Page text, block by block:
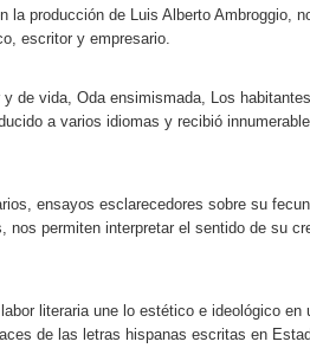
producción de Luis Alberto Ambroggio,
escritor y empresario.
de vida, Oda ensimismada, Los
a varios idiomas y recibió
ensayos esclarecedores sobre su
permiten interpretar el sentido de su
literaria une lo estético e ideológico en
de las letras hispanas escritas en